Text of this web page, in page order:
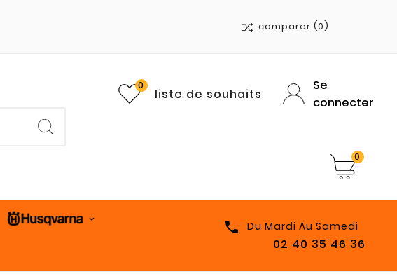
comparer (0)
liste de souhaits
0
Se
connecter
0
 Du Mardi Au Samedi
02 40 35 46 36